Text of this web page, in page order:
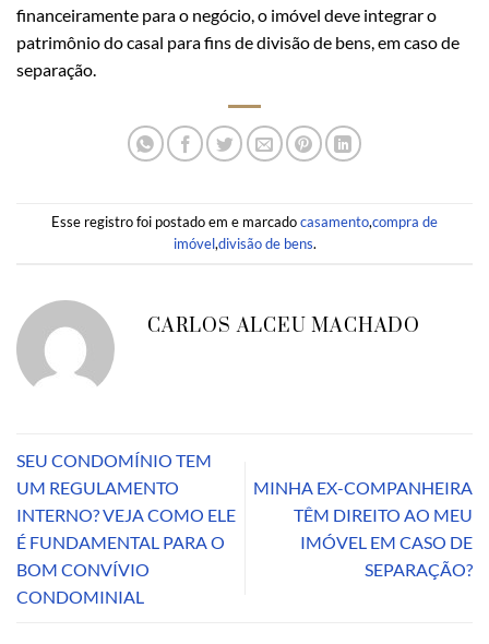
financeiramente para o negócio, o imóvel deve integrar o
patrimônio do casal para fins de divisão de bens, em caso de
separação.
Esse registro foi postado em e marcadocasamento,compra de
imóvel,divisão de bens.
CARLOS ALCEU MACHADO
SEU CONDOMÍNIO TEM
UM REGULAMENTO
INTERNO? VEJA COMO ELE
É FUNDAMENTAL PARA O
BOM CONVÍVIO
CONDOMINIAL
MINHA EX-COMPANHEIRA
TÊM DIREITO AO MEU
IMÓVEL EM CASO DE
SEPARAÇÃO?